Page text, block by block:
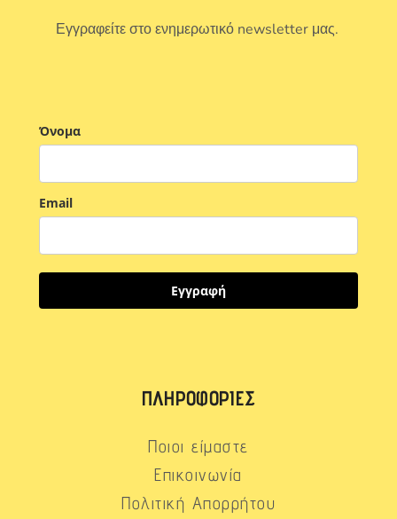
Εγγραφείτε στο ενημερωτικό newsletter μας.
Όνομα
Email
Εγγραφή
ΠΛΗΡΟΦΟΡΊΕΣ
Ποιοι είμαστε
Επικοινωνία
Πολιτική Απορρήτου